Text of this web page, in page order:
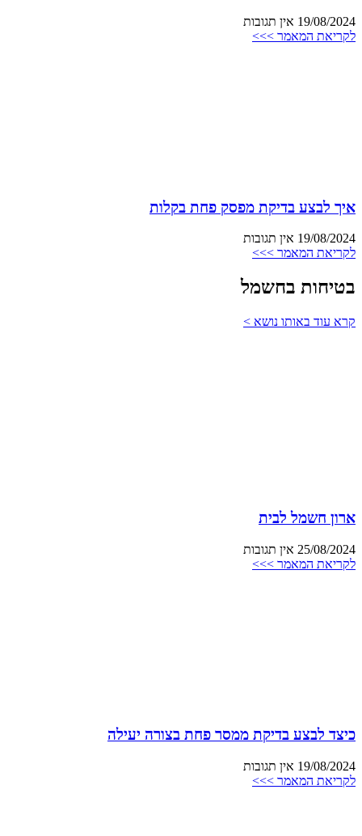
19/08/2024 אין תגובות
לקריאת המאמר >>>
איך לבצע בדיקת מפסק פחת בקלות
19/08/2024 אין תגובות
לקריאת המאמר >>>
בטיחות בחשמל
קרא עוד באותו נושא >
ארון חשמל לבית
25/08/2024 אין תגובות
לקריאת המאמר >>>
כיצד לבצע בדיקת ממסר פחת בצורה יעילה
19/08/2024 אין תגובות
לקריאת המאמר >>>